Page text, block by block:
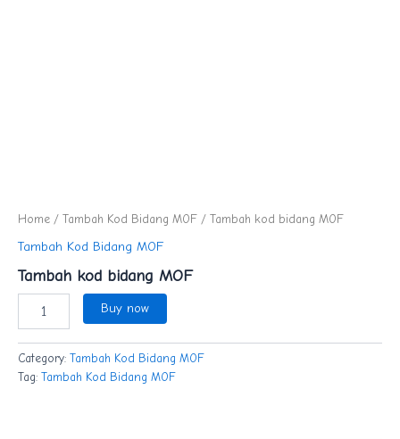
Home / Tambah Kod Bidang MOF / Tambah kod bidang MOF
Tambah Kod Bidang MOF
Tambah kod bidang MOF
Buy now
Category: Tambah Kod Bidang MOF
Tag: Tambah Kod Bidang MOF